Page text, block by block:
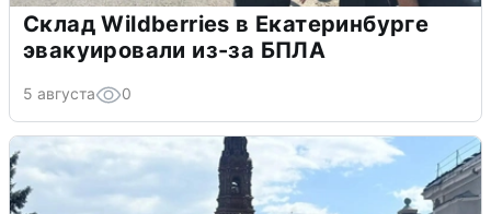
Склад Wildberries в Екатеринбурге
эвакуировали из-за БПЛА
5 августа 0